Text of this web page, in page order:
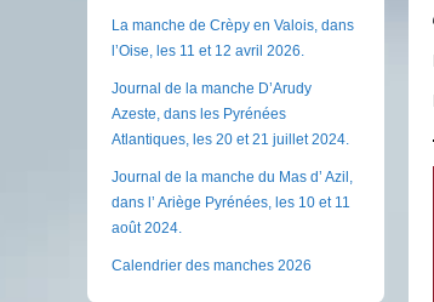
La manche de Crèpy en Valois, dans
l’Oise, les 11 et 12 avril 2026.
Journal de la manche D’Arudy
Azeste, dans les Pyrénées
Atlantiques, les 20 et 21 juillet 2024.
Journal de la manche du Mas d’ Azil,
dans l’ Ariège Pyrénées, les 10 et 11
août 2024.
Calendrier des manches 2026